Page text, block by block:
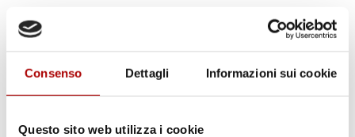
Consenso Dettagli Informazioni sui cookie
Questo sito web utilizza i cookie